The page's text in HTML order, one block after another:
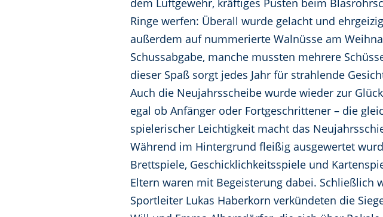
dem Luftgewehr, kräftiges Pusten beim
Ringe werfen: Überall wurde gelacht und
außerdem auf nummerierte Walnüsse am
Schussabgabe, manche mussten mehrere
dieser Spaß sorgt jedes Jahr für strahlende
Auch die Neujahrsscheibe wurde wieder zur
egal ob Anfänger oder Fortgeschrittener – die
spielerischer Leichtigkeit macht das
Während im Hintergrund fleißig ausgewertet
Brettspiele, Geschicklichkeitsspiele und
Eltern waren mit Begeisterung dabei. Schließlich
Sportleiter Lukas Haberkorn verkündeten die